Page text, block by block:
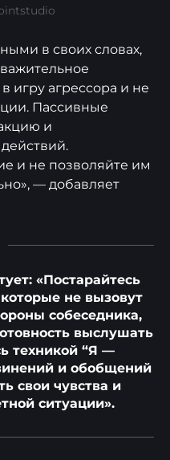
в своих словах,
игру агрессора и не
Пассивные
и
и не позволяйте им
— добавляет
«Постарайтесь
не вызовут
собеседника,
выслушать
техникой “Я —
и обобщений
свои чувства и
ситуации».